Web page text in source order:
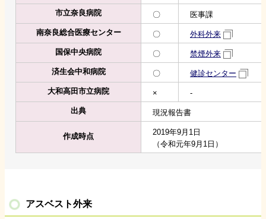
市立奈良病院
〇
医事課
南奈良総合医療センター
〇
外科外来
国保中央病院
〇
禁煙外来
済生会中和病院
〇
健診センター
大和高田市立病院
×
-
出典
現況報告書
作成時点
2019年9月1日
（令和元年9月1日）
アスベスト外来